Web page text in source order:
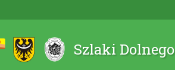
Szlaki